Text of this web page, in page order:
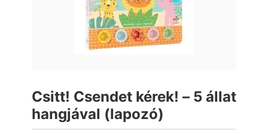
Csitt! Csendet kérek! – 5 állat
hangjával (lapozó)